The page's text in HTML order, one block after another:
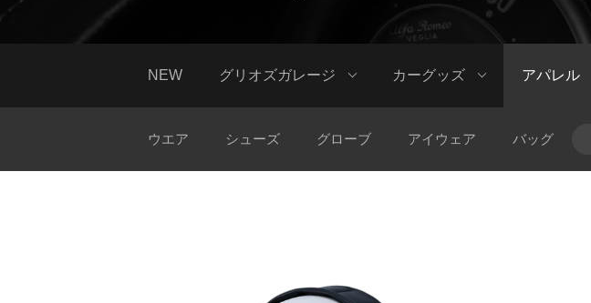
NEW グリオズガレージ カーグッズ アパレル
ウエア シューズ グローブ アイウェア バッグ